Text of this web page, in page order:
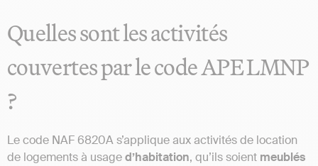
Quelles sont les activités
couvertes par le code APE LMNP
?
Le code NAF 6820A s’applique aux activités de location
de logements à usaged’habitation, qu’ils soient meublés